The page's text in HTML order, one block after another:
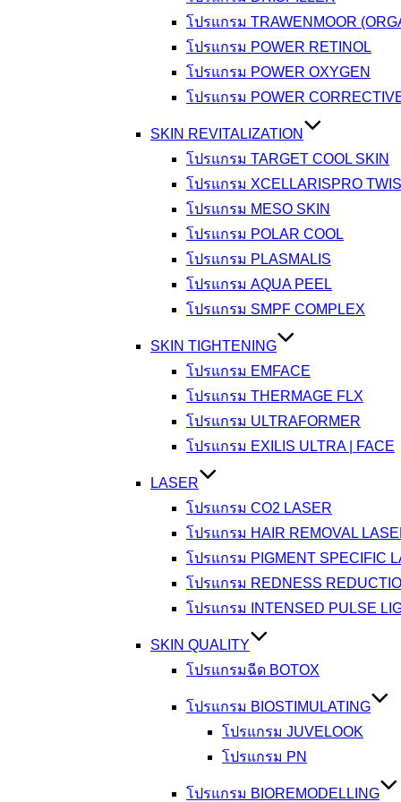
โปรแกรม TRAWENMOOR
โปรแกรม POWER RETINOL
โปรแกรม POWER OXYGEN
โปรแกรม POWER
SKIN REVITALIZATION
โปรแกรม TARGET COOL SKIN
โปรแกรม XCELLARISPRO
โปรแกรม MESO SKIN
โปรแกรม POLAR COOL
โปรแกรม PLASMALIS
โปรแกรม AQUA PEEL
โปรแกรม SMPF COMPLEX
SKIN TIGHTENING
โปรแกรม EMFACE
โปรแกรม THERMAGE FLX
โปรแกรม ULTRAFORMER
โปรแกรม EXILIS ULTRA | FACE
LASER
โปรแกรม CO2 LASER
โปรแกรม HAIR REMOVAL
โปรแกรม PIGMENT SPECIFIC
โปรแกรม REDNESS
โปรแกรม INTENSED PULSE
SKIN QUALITY
โปรแกรมฉีด BOTOX
โปรแกรม BIOSTIMULATING
โปรแกรม JUVELOOK
โปรแกรม PN
โปรแกรม BIOREMODELLING